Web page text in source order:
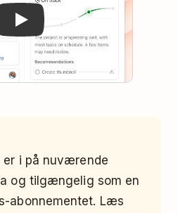
er i på nuværende
og tilgængelig som en
abonnementet. Læs